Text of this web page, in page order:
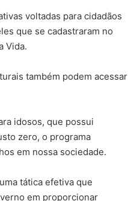
voltadas para cidadãos
que se cadastraram no
Vida.
também podem acessar
idosos, que possui
zero, o programa
em nossa sociedade.
tática efetiva que
em proporcionar